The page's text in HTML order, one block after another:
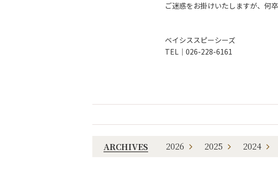
ご迷惑をお掛けいたしますが、何
ベイシススピーシーズ
TEL｜026-228-6161
ARCHIVES 2026 2025 2024